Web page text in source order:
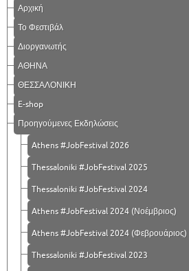
Αρχική
Το Φεστιβάλ
Διοργανωτής
ΑΘΗΝΑ
ΘΕΣΣΑΛΟΝΙΚΗ
E-shop
Προηγούμενες Εκδηλώσεις
Athens #JobFestival 2026
Thessaloniki #JobFestival 2025
Thessaloniki #JobFestival 2024
Athens #JobFestival 2024 (Νοέμβριος)
Athens #JobFestival 2024 (Φεβρουάριος)
Thessaloniki #JobFestival 2023